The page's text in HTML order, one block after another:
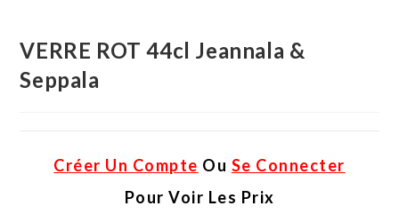
VERRE ROT 44cl Jeannala &
Seppala
Créer Un Compte Ou Se Connecter
Pour Voir Les Prix